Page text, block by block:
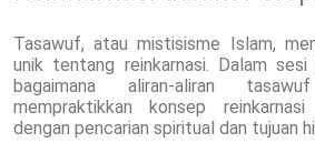
Tasawuf, atau mistisisme Islam,
unik tentang reinkarnasi. Dalam
bagaimana aliran-aliran
mempraktikkan konsep
dengan pencarian spiritual dan tujuan